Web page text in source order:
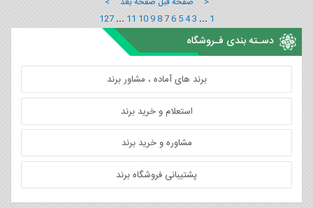
1
...
3
4
5
6
7
8
9
10
11
...
127
دسـته بندی فـروشگاه
برند های آماده ، مشاور برند
استعلام و خرید برند
مشاوره و خرید برند
پشتیبانی فروشگاه برند